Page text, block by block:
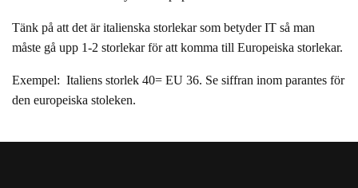
Tänk på att det är italienska storlekar som betyder IT så man
måste gå upp 1-2 storlekar för att komma till Europeiska storlekar.
Exempel: Italiens storlek 40= EU 36. Se siffran inom parantes för
den europeiska stoleken.